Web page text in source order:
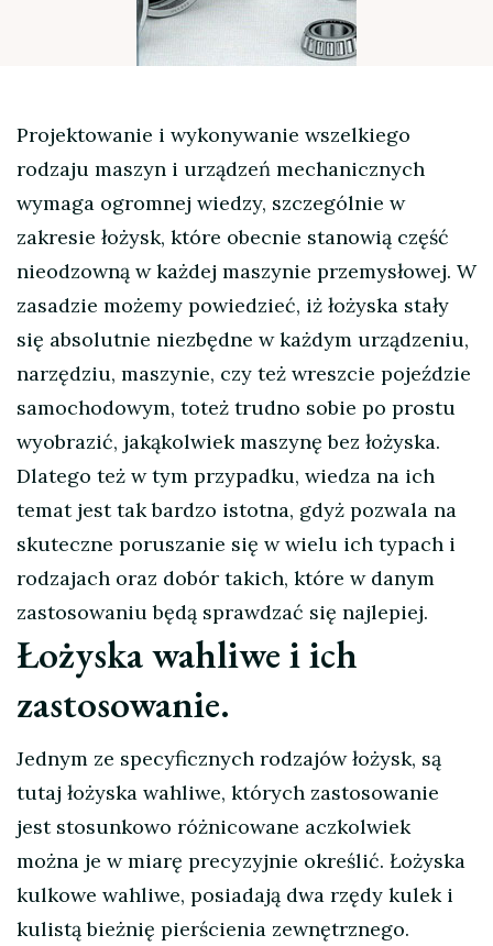
Projektowanie i wykonywanie wszelkiego
rodzaju maszyn i urządzeń mechanicznych
wymaga ogromnej wiedzy, szczególnie w
zakresie łożysk, które obecnie stanowią część
nieodzowną w każdej maszynie przemysłowej. W
zasadzie możemy powiedzieć, iż łożyska stały
się absolutnie niezbędne w każdym urządzeniu,
narzędziu, maszynie, czy też wreszcie pojeździe
samochodowym, toteż trudno sobie po prostu
wyobrazić, jakąkolwiek maszynę bez łożyska.
Dlatego też w tym przypadku, wiedza na ich
temat jest tak bardzo istotna, gdyż pozwala na
skuteczne poruszanie się w wielu ich typach i
rodzajach oraz dobór takich, które w danym
zastosowaniu będą sprawdzać się najlepiej.
Łożyska wahliwe i ich
zastosowanie.
Jednym ze specyficznych rodzajów łożysk, są
tutaj łożyska wahliwe, których zastosowanie
jest stosunkowo różnicowane aczkolwiek
można je w miarę precyzyjnie określić. Łożyska
kulkowe wahliwe, posiadają dwa rzędy kulek i
kulistą bieżnię pierścienia zewnętrznego.